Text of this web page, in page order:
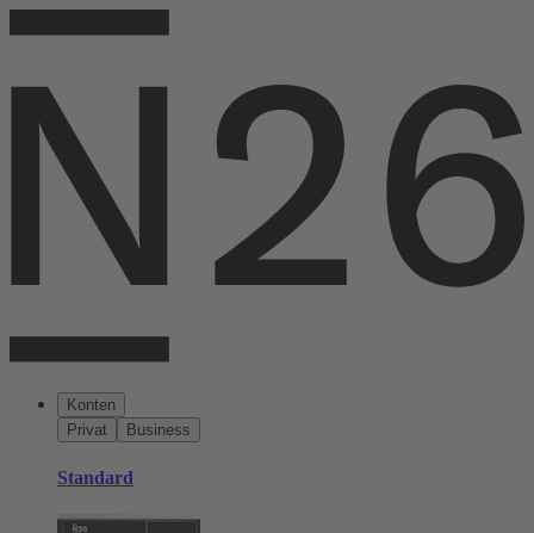
Konten
Privat
Business
Standard